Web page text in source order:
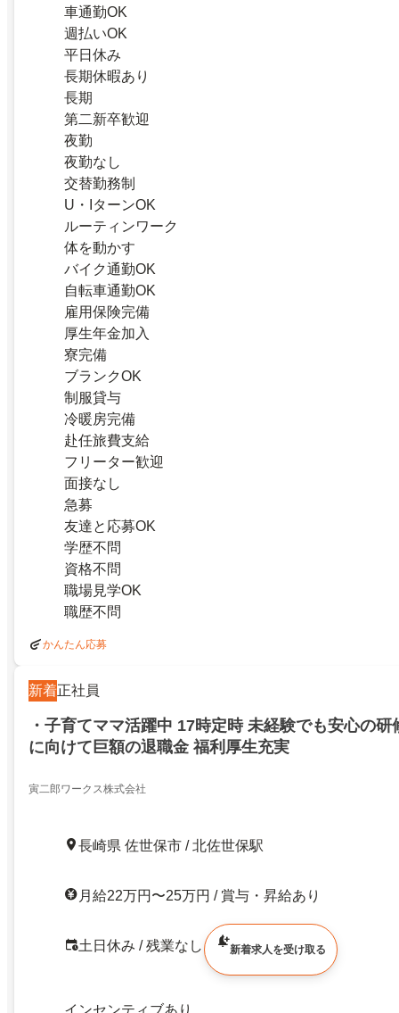
車通勤OK
週払いOK
平日休み
長期休暇あり
長期
第二新卒歓迎
夜勤
夜勤なし
交替勤務制
U・IターンOK
ルーティンワーク
体を動かす
バイク通勤OK
自転車通勤OK
雇用保険完備
厚生年金加入
寮完備
ブランクOK
制服貸与
冷暖房完備
赴任旅費支給
フリーター歓迎
面接なし
急募
友達と応募OK
学歴不問
資格不問
職場見学OK
職歴不問
かんたん応募
新着正社員
・子育てママ活躍中 17時定時 未経験でも安心の研
に向けて巨額の退職金 福利厚生充実
寅二郎ワークス株式会社
長崎県 佐世保市 / 北佐世保駅
月給22万円〜25万円 / 賞与・昇給あり
土日休み / 残業なし
インセンティブあり
新着求人を受け取る